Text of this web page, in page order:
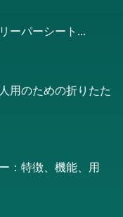
ーパーシート...
用のための折りたた
：特徴、機能、用